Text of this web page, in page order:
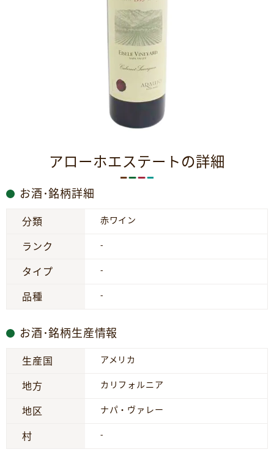
アローホエステートの詳細
お酒･銘柄詳細
分類 赤ワイン
ランク -
タイプ -
品種 -
お酒･銘柄生産情報
生産国 アメリカ
地方 カリフォルニア
地区 ナパ・ヴァレー
村 -